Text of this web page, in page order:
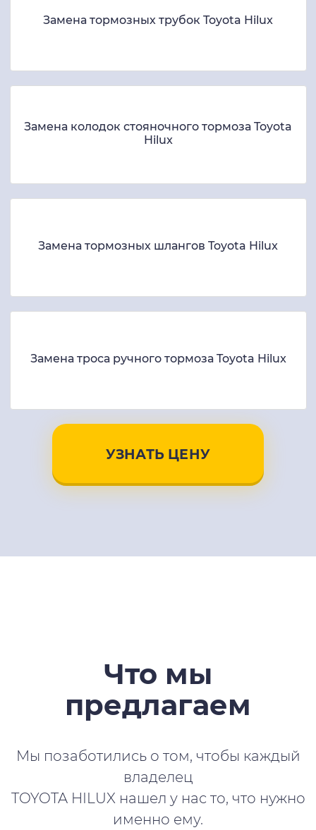
Замена тормозных трубок Toyota Hilux
Замена колодок стояночного тормоза Toyota
Hilux
Замена тормозных шлангов Toyota Hilux
Замена троса ручного тормоза Toyota Hilux
УЗНАТЬ ЦЕНУ
Что мы
предлагаем
Мы позаботились о том, чтобы каждый
владелец
TOYOTA HILUX нашел у нас то, что нужно
именно ему.